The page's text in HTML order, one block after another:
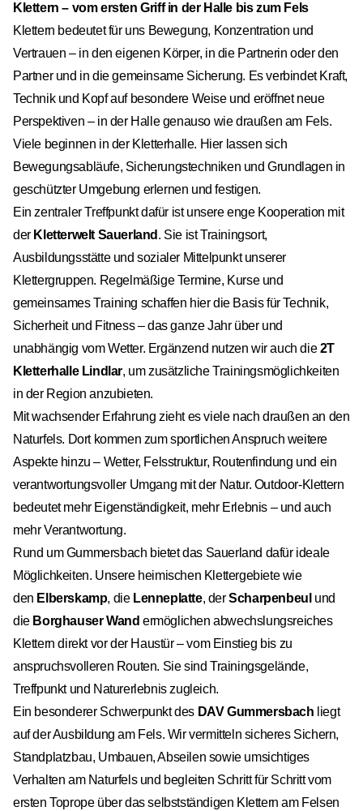
Klettern – vom ersten Griff in der Halle bis zum Fels
Klettern bedeutet für uns Bewegung, Konzentration und
Vertrauen – in den eigenen Körper, in die Partnerin oder den
Partner und in die gemeinsame Sicherung. Es verbindet Kraft,
Technik und Kopf auf besondere Weise und eröffnet neue
Perspektiven – in der Halle genauso wie draußen am Fels.
Viele beginnen in der Kletterhalle. Hier lassen sich
Bewegungsabläufe, Sicherungstechniken und Grundlagen in
geschützter Umgebung erlernen und festigen.
Ein zentraler Treffpunkt dafür ist unsere enge Kooperation mit
der Kletterwelt Sauerland . Sie ist Trainingsort,
Ausbildungsstätte und sozialer Mittelpunkt unserer
Klettergruppen. Regelmäßige Termine, Kurse und
gemeinsames Training schaffen hier die Basis für Technik,
Sicherheit und Fitness – das ganze Jahr über und
unabhängig vom Wetter. Ergänzend nutzen wir auch die2T
Kletterhalle Lindlar, um zusätzliche Trainingsmöglichkeiten
in der Region anzubieten.
Mit wachsender Erfahrung zieht es viele nach draußen an den
Naturfels. Dort kommen zum sportlichen Anspruch weitere
Aspekte hinzu – Wetter, Felsstruktur, Routenfindung und ein
verantwortungsvoller Umgang mit der Natur. Outdoor-Klettern
bedeutet mehr Eigenständigkeit, mehr Erlebnis – und auch
mehr Verantwortung.
Rund um Gummersbach bietet das Sauerland dafür ideale
Möglichkeiten. Unsere heimischen Klettergebiete wie
den Elberskamp, die Lenneplatte, derScharpenbeul und
die Borghauser Wand ermöglichen abwechslungsreiches
Klettern direkt vor der Haustür – vom Einstieg bis zu
anspruchsvolleren Routen. Sie sind Trainingsgelände,
Treffpunkt und Naturerlebnis zugleich.
Ein besonderer Schwerpunkt des DAV Gummersbach liegt
auf der Ausbildung am Fels. Wir vermitteln sicheres Sichern,
Standplatzbau, Umbauen, Abseilen sowie umsichtiges
Verhalten am Naturfels und begleiten Schritt für Schritt vom
ersten Toprope über das selbstständigen Klettern am Felsen